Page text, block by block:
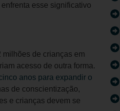
esse significativo
milhões de crianças em
acesso de outra forma.
anos para expandir o
de conscientização,
e crianças devem se